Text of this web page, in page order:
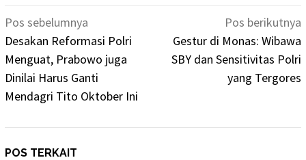
Navigasi
pos
Pos sebelumnya
Desakan Reformasi Polri
Menguat, Prabowo juga
Dinilai Harus Ganti
Mendagri Tito Oktober Ini
Pos berikutnya
Gestur di Monas: Wibawa
SBY dan Sensitivitas Polri
yang Tergores
POS TERKAIT